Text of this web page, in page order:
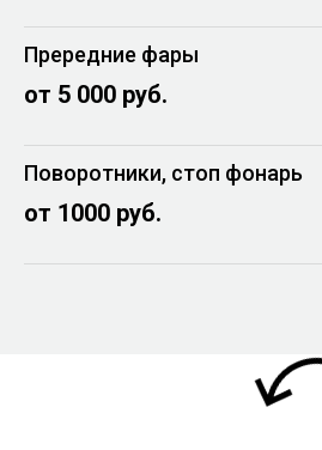
Прередние фары
от 5 000 руб.
Поворотники, стоп фонарь
от 1000 руб.